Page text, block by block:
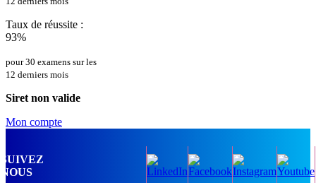
Taux de réussite :
93%
pour 30 examens sur les
12 derniers mois
Siret non valide
Mon compte
SUIVEZ
NOUS